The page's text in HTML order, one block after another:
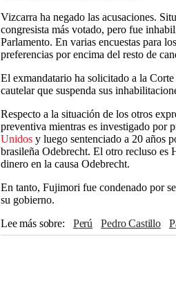
Vizcarra ha negado las acusaciones.
congresista más votado, pero fue
Parlamento. En varias encuestas para
preferencias por encima del resto de
El exmandatario ha solicitado a la
cautelar que suspenda sus
Respecto a la situación de los otros
preventiva mientras es investigado por
Unidos y luego sentenciado a 20 años
brasileña Odebrecht. El otro recluso es
dinero en la causa Odebrecht.
En tanto, Fujimori fue condenado por
su gobierno.
Lee más sobre
Perú Pedro Castillo